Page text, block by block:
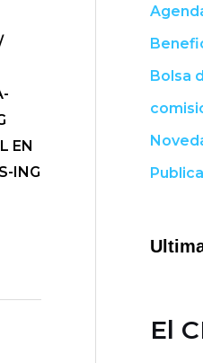
EN
ING
Bolsa
El